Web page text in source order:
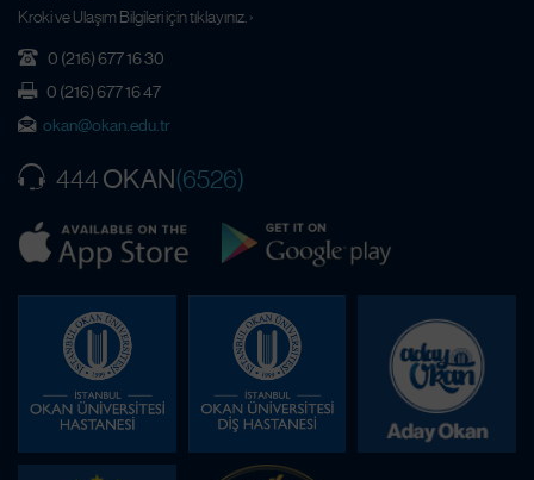
Kroki ve Ulaşım Bilgileri için tıklayınız. ›
0 (216) 677 16 30
0 (216) 677 16 47
okan@okan.edu.tr
444 OKAN(6526)